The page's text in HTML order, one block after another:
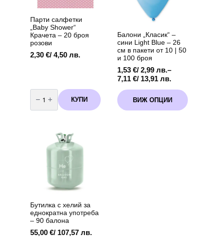
дръжка
Парти салфетки
„Baby Shower“
Крачета – 20 броя
розови
2,30 €/ 4,50 лв.
количество
за
Парти
салфетки
КУПИ
Балони „Класик“ –
сини Light Blue – 26
см в пакети от 10 | 50
и 100 броя
1,53 €/ 2,99 лв.–
7,11 €/ 13,91 лв.
Price
1,53 €
/
2,99 лв.
ВИЖ ОПЦИИ
This
product
has
Бутилка с хелий за
еднократна употреба
– 90 балона
55,00 €/ 107,57 лв.